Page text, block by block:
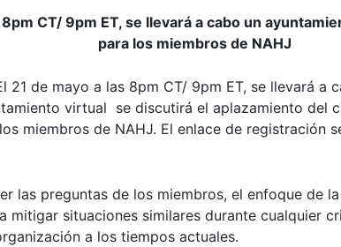
8pm CT/ 9pm ET, se llevará a cabo un
para los miembros de NAHJ
21 de mayo a las 8pm CT/ 9pm ET, se llevará a
virtual se discutirá el aplazamiento del
miembros de NAHJ. El enlace de registración
las preguntas de los miembros, el enfoque de
mitigar situaciones similares durante cualquier
a los tiempos actuales.